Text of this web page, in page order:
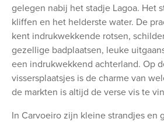
gelegen nabij het stadje Lagoa. Het
kliffen en het helderste water. De
kent indrukwekkende rotsen,
gezellige badplaatsen, leuke
een indrukwekkend achterland. Op
vissersplaatsjes is de charme van
de markten is altijd de verse vis te
In Carvoeiro zijn kleine strandjes en